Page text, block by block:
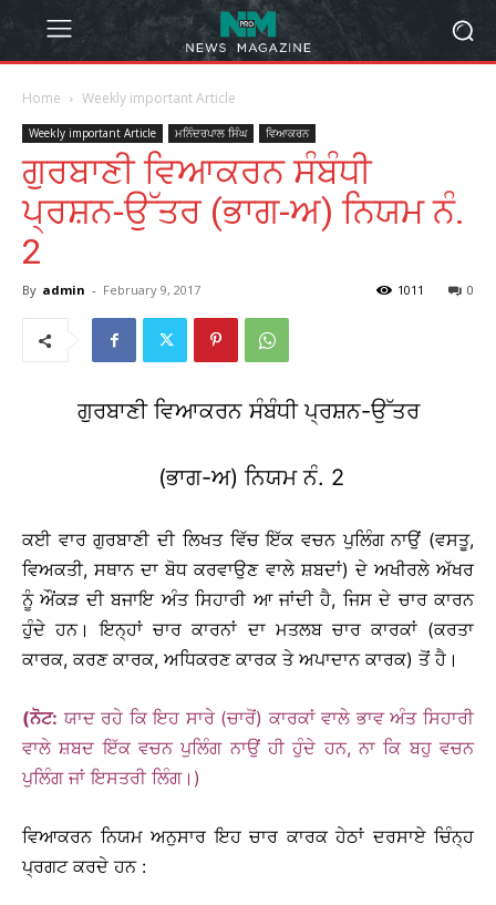
Home Weekly important Article
Weekly important Article ਮਨਿੰਦਰਪਾਲ ਸਿੰਘ ਵਿਆਕਰਨ
ਗੁਰਬਾਣੀ ਵਿਆਕਰਨ ਸੰਬੰਧੀ
ਪ੍ਰਸ਼ਨ-ਉੱਤਰ (ਭਾਗ-ਅ) ਨਿਯਮ ਨੰ.
2
By admin - February 9, 2017 0
1011
ਗੁਰਬਾਣੀ ਵਿਆਕਰਨ ਸੰਬੰਧੀ ਪ੍ਰਸ਼ਨ-ਉੱਤਰ
(ਭਾਗ-ਅ) ਨਿਯਮ ਨੰ. 2
ਕਈ ਵਾਰ ਗੁਰਬਾਣੀ ਦੀ ਲਿਖਤ ਵਿੱਚ ਇੱਕ ਵਚਨ ਪੁਲਿੰਗ ਨਾਉਂ (ਵਸਤੂ,
ਵਿਅਕਤੀ, ਸਥਾਨ ਦਾ ਬੋਧ ਕਰਵਾਉਣ ਵਾਲੇ ਸ਼ਬਦਾਂ) ਦੇ ਅਖੀਰਲੇ ਅੱਖਰ
ਨੂੰ ਔਂਕੜ ਦੀ ਬਜਾਇ ਅੰਤ ਸਿਹਾਰੀ ਆ ਜਾਂਦੀ ਹੈ, ਜਿਸ ਦੇ ਚਾਰ ਕਾਰਨ
ਹੁੰਦੇ ਹਨ। ਇਨ੍ਹਾਂ ਚਾਰ ਕਾਰਨਾਂ ਦਾ ਮਤਲਬ ਚਾਰ ਕਾਰਕਾਂ (ਕਰਤਾ
ਕਾਰਕ, ਕਰਣ ਕਾਰਕ, ਅਧਿਕਰਣ ਕਾਰਕ ਤੇ ਅਪਾਦਾਨ ਕਾਰਕ) ਤੋਂ ਹੈ।
(ਨੋਟ: ਯਾਦ ਰਹੇ ਕਿ ਇਹ ਸਾਰੇ (ਚਾਰੋਂ) ਕਾਰਕਾਂ ਵਾਲੇ ਭਾਵ ਅੰਤ ਸਿਹਾਰੀ
ਵਾਲੇ ਸ਼ਬਦ ਇੱਕ ਵਚਨ ਪੁਲਿੰਗ ਨਾਉਂ ਹੀ ਹੁੰਦੇ ਹਨ, ਨਾ ਕਿ ਬਹੁ ਵਚਨ
ਪੁਲਿੰਗ ਜਾਂ ਇਸਤਰੀ ਲਿੰਗ।)
ਵਿਆਕਰਨ ਨਿਯਮ ਅਨੁਸਾਰ ਇਹ ਚਾਰ ਕਾਰਕ ਹੇਠਾਂ ਦਰਸਾਏ ਚਿੰਨ੍ਹ
ਪ੍ਰਗਟ ਕਰਦੇ ਹਨ :